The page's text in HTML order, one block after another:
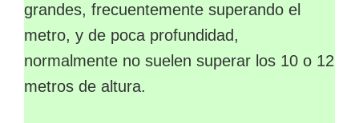
grandes, frecuentemente superando el
metro, y de poca profundidad,
normalmente no suelen superar los 10 o 12
metros de altura.